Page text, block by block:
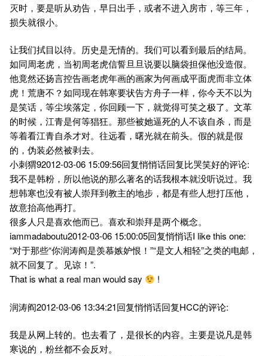
灭时，要是听从劝告，早日出手，或者不进入房市，等三年，
损失就很小。
让我们拭目以待。历史是无情的。我们可以看到最后的结局。
如同周老虎，当初周老虎信誓旦旦说要以脑袋担保他没造假。
他竟然还扬言控告画老虎年画的画家为何画成平面虎而非立体
虎！荒唐不？如同现在韩寒要状告方舟子一样，你今天不以为
是笑话，等尘埃落定，你回顾一下，就觉得可笑之极了。文革
的时候，江青是何等猖狂。那些被她逼死的人不该自杀，而是
等着看江青自杀才对。往远看，曙光就在前头。假的就是假
的，伪装必然被剥去。
小刺猬92012-03-06 15:09:56回复悄悄话回复比哭笑好的评论:
我不是韩粉，所以他说的那么著名的话我根本就没听说过。我
想韩寒也没有被人崇拜到教主的地步，都是有些人想打压他，
故意抬高他再打。
很多人只是喜欢他而已。喜欢和崇拜是两个概念。
iammadaboutu2012-03-06 15:00:05回复悄悄话I like this one:
“对于那些“你润涛阎是羡慕嫉妒恨！”“是文人相轻”之类的电邮，
就不回复了。见谅！”.
That is what a real man would say
!
润涛阎2012-03-06 13:34:21回复悄悄话回复HCC的评论:
我是从网上转的。也去看了，是很长的内容。主要是说凡是韩
寒说的，粉丝都不会反对。